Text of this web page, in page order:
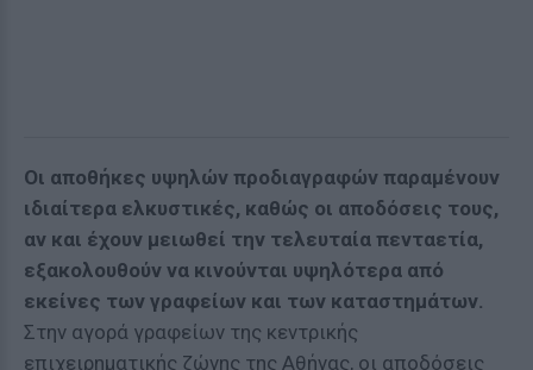
Οι αποθήκες υψηλών προδιαγραφών παραμένουν
ιδιαίτερα ελκυστικές, καθώς οι αποδόσεις τους,
αν και έχουν μειωθεί την τελευταία πενταετία,
εξακολουθούν να κινούνται υψηλότερα από
εκείνες των γραφείων και των καταστημάτων.
Στην αγορά γραφείων της κεντρικής
επιχειρηματικής ζώνης της Αθήνας, οι αποδόσεις